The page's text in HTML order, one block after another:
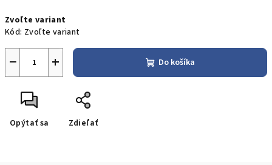
cena:
Zvoľte variant
Kód: Zvoľte variant
+
− Do košíka
Opýtať sa Zdieľať